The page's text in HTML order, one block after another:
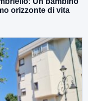
orizzonte di vita